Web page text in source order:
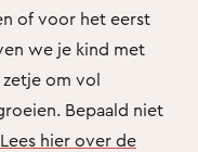
of voor het eerst
we je kind met
om vol
Bepaald niet
Lees hier over de